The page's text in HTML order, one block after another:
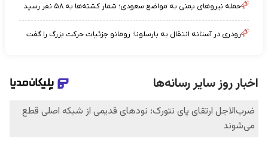
حمله نیروهای یمنی به مواضع سعودی؛ شمار کشته‌ها به ۵۸ نفر رسید
رودری در آستانه انتقال به بارسلونا؛ رومانو جزئیات حرکت بزرگ را گفت